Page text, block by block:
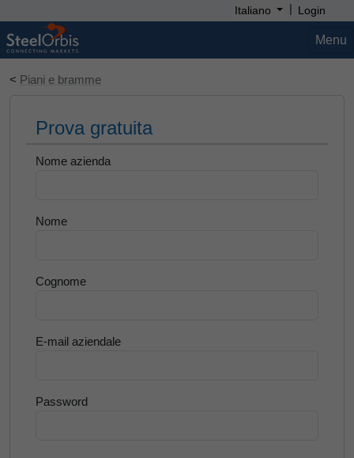
Italiano | Login
Menu
< Piani e bramme
Prova gratuita
Nome azienda
Nome
Cognome
E-mail aziendale
Password